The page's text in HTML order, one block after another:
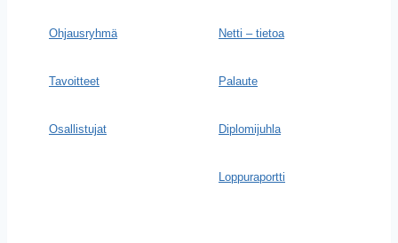
Ohjausryhmä Netti – tietoa
Tavoitteet Palaute
Osallistujat Diplomijuhla
Loppuraportti